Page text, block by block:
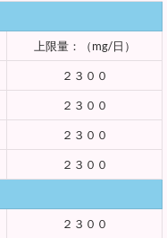
上限量：（mg/日）
２３００
２３００
２３００
２３００
２３００